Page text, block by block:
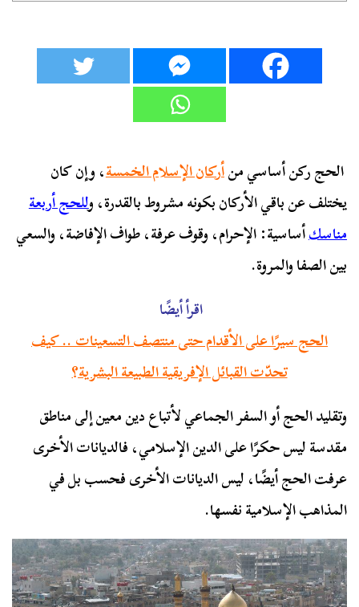
الحج ركن أساسي منأركان الإسلام الخمسة، وإن كان
يختلف عن باقي الأركان بكونه مشروط بالقدرة، وللحج أربعة
مناسكأساسية: الإحرام، وقوف عرفة، طواف الإفاضة، والسعي
بين الصفا والمروة.
اقرأ أيضًا
الحج سيرًا على الأقدام حتى منتصف التسعينات .. كيف
تحدّت القبائل الإفريقية الطبيعة البشرية؟
وتقليد الحج أو السفر الجماعي لأتباع دين معين إلى مناطق
مقدسة ليس حكرًا على الدين الإسلامي، فالديانات الأخرى
عرفت الحج أيضًا، ليس الديانات الأخرى فحسب بل في
المذاهب الإسلامية نفسها.